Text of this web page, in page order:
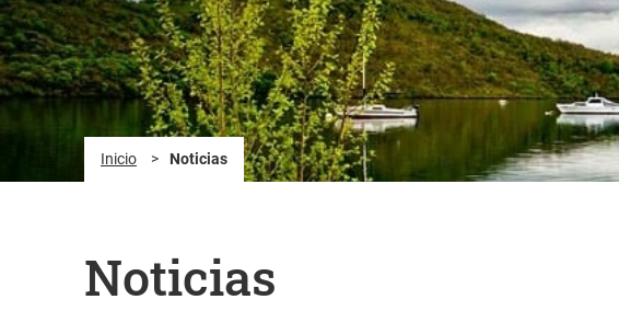
Inicio > Noticias
Noticias